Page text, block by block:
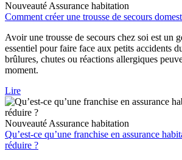
Nouveauté Assurance habitation
Comment créer une trousse de secours
Avoir une trousse de secours chez soi est un
essentiel pour faire face aux petits accidents
brûlures, chutes ou réactions allergiques
moment.
Lire
Nouveauté Assurance habitation
Qu’est-ce qu’une franchise en assurance
réduire ?